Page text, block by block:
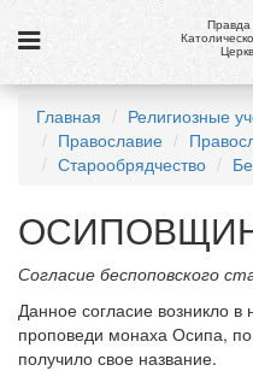
Новости
Галерея
Ссылки
Главная Религиозные
Православие
Старообрядчество
Согласие беспоповского
Данное согласие возникло в
проповеди монаха Осипа,
получило свое название.